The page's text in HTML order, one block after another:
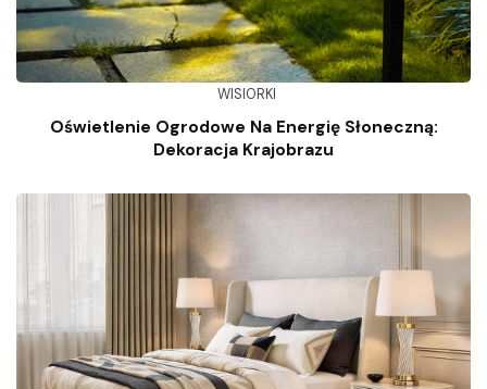
WISIORKI
Oświetlenie Ogrodowe Na Energię Słoneczną:
Dekoracja Krajobrazu